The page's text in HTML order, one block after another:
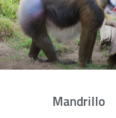
Mandrillo